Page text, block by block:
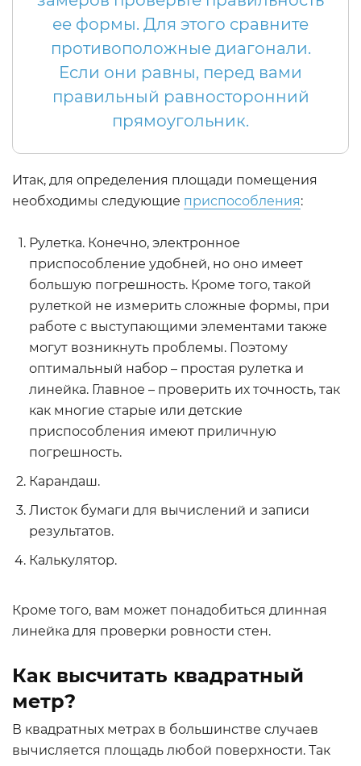
ее формы. Для этого сравните
противоположные диагонали.
Если они равны, перед вами
правильный равносторонний
прямоугольник.
Итак, для определения площади помещения
необходимы следующие приспособления:
Рулетка. Конечно, электронное
приспособление удобней, но оно имеет
большую погрешность. Кроме того, такой
рулеткой не измерить сложные формы, при
работе с выступающими элементами также
могут возникнуть проблемы. Поэтому
оптимальный набор – простая рулетка и
линейка. Главное – проверить их точность, так
как многие старые или детские
приспособления имеют приличную
погрешность.
Карандаш.
Листок бумаги для вычислений и записи
результатов.
Калькулятор.
Кроме того, вам может понадобиться длинная
линейка для проверки ровности стен.
Как высчитать квадратный
метр?
В квадратных метрах в большинстве случаев
вычисляется площадь любой поверхности. Так